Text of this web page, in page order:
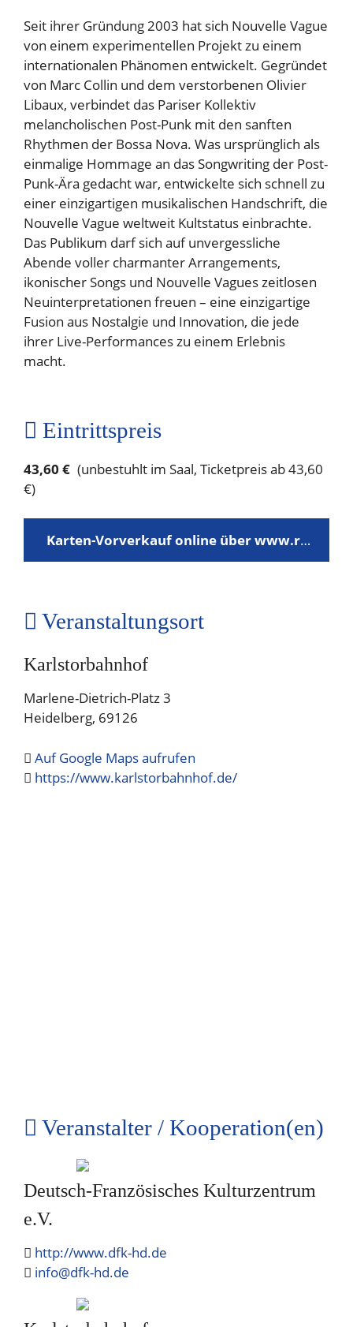
Seit ihrer Gründung 2003 hat sich Nouvelle Vague
von einem experimentellen Projekt zu einem
internationalen Phänomen entwickelt. Gegründet
von Marc Collin und dem verstorbenen Olivier
Libaux, verbindet das Pariser Kollektiv
melancholischen Post-Punk mit den sanften
Rhythmen der Bossa Nova. Was ursprünglich als
einmalige Hommage an das Songwriting der Post-
Punk-Ära gedacht war, entwickelte sich schnell zu
einer einzigartigen musikalischen Handschrift, die
Nouvelle Vague weltweit Kultstatus einbrachte.
Das Publikum darf sich auf unvergessliche
Abende voller charmanter Arrangements,
ikonischer Songs und Nouvelle Vagues zeitlosen
Neuinterpretationen freuen – eine einzigartige
Fusion aus Nostalgie und Innovation, die jede
ihrer Live-Performances zu einem Erlebnis
macht.
Eintrittspreis
43,60 € (unbestuhlt im Saal, Ticketpreis ab 43,60
€)
Karten-Vorverkauf online über www.reservix.de
Veranstaltungsort
Karlstorbahnhof
Marlene-Dietrich-Platz 3
Heidelberg, 69126
Auf Google Maps aufrufen
https://www.karlstorbahnhof.de/
Veranstalter / Kooperation(en)
Deutsch-Französisches Kulturzentrum
e.V.
http://www.dfk-hd.de
info@dfk-hd.de